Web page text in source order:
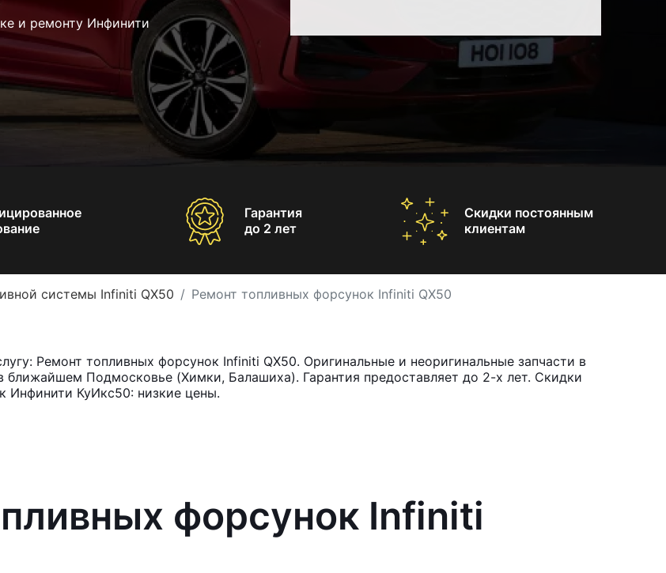
и ремонту Инфинити
Гарантия
до 2 лет
Скидки постоянным
клиентам
системы Infiniti QX50 Ремонт топливных форсунок Infiniti QX50
Ремонт топливных форсунок Infiniti QX50. Оригинальные и неоригинальные запчасти в
ближайшем Подмосковье (Химки, Балашиха). Гарантия предоставляет до 2-х лет. Скидки
Инфинити КуИкс50: низкие цены.
форсунок Infiniti